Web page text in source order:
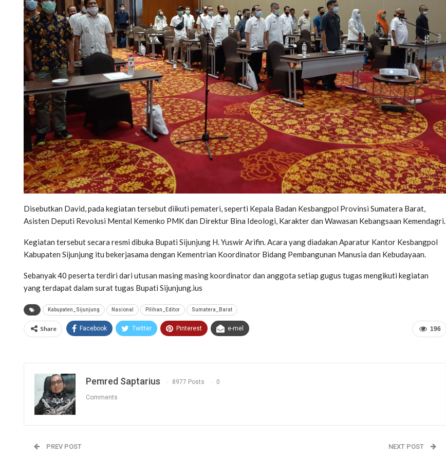
Disebutkan David, pada kegiatan tersebut diikuti pemateri, seperti Kepala Badan Kesbangpol Provinsi Sumatera Barat,
Asisten Deputi Revolusi Mental Kemenko PMK dan Direktur Bina Ideologi, Karakter dan Wawasan Kebangsaan Kemendagri.
Kegiatan tersebut secara resmi dibuka Bupati Sijunjung H. Yuswir Arifin. Acara yang diadakan Aparatur Kantor Kesbangpol
Kabupaten Sijunjung itu bekerjasama dengan Kementrian Koordinator Bidang Pembangunan Manusia dan Kebudayaan.
Sebanyak 40 peserta terdiri dari utusan masing masing koordinator dan anggota setiap gugus tugas mengikuti kegiatan
yang terdapat dalam surat tugas Bupati Sijunjung.ius
Kabupaten_Sijunjung Nasional Pilihan_Editor Sumatera_Barat
196
Share Facebook Twitter Pinterest e-mel
Pemred Saptarius 8977 Posts 0
Comments
PREV POST NEXT POST